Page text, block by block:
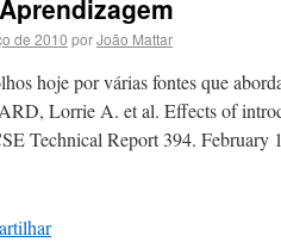
de 2010 porJoão Mattar
hoje por várias fontes que
Lorrie A. et al. Effects of
Technical Report 394.